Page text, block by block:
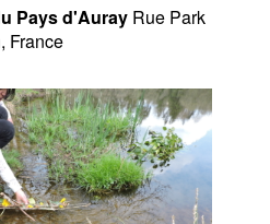
Pays d'Auray Rue Park
France